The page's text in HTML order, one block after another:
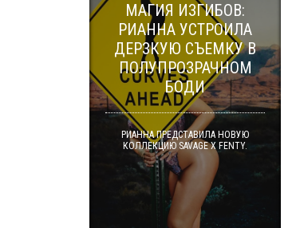
МАГИЯ ИЗГИБОВ:
РИАННА УСТРОИЛА
ДЕРЗКУЮ СЪЕМКУ В
ПОЛУПРОЗРАЧНОМ
БОДИ
РИАННА ПРЕДСТАВИЛА НОВУЮ
КОЛЛЕКЦИЮ SAVAGE X FENTY.